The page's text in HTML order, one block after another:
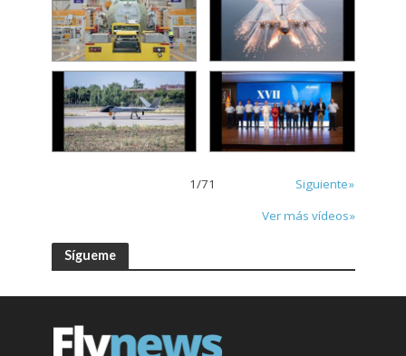
1/71
Siguiente»
Ver más vídeos»
Sígueme